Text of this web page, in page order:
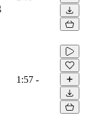
1:57 -